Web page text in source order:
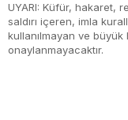
UYARI: Küfür, hakaret,
saldırı içeren, imla
kullanılmayan ve büyük
onaylanmayacaktır.